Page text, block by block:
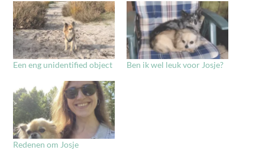
Een eng unidentified object Ben ik wel leuk voor Josje?
Redenen om Josje